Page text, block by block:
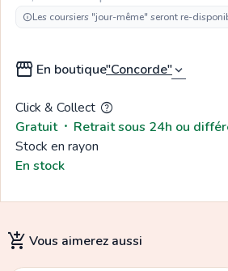
infoLes coursiers "jour-même" seront re-
storefront En boutique expand_more
Click & Collect help
Retrait sous 24h ou
  ⸱
Gratuit
Stock en rayon
En stock
add_shopping_cart Vous aimerez aussi